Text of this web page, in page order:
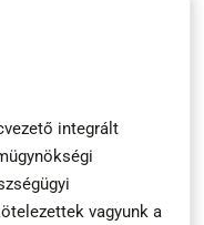
integrált
vagyunk a